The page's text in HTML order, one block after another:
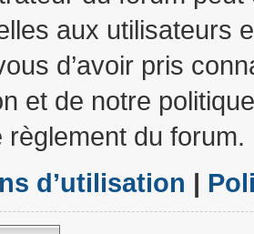
aux utilisateurs
d’avoir pris
et de notre
règlement du forum.
d’utilisation |